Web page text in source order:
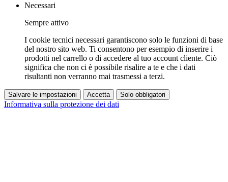
Necessari
Sempre attivo
I cookie tecnici necessari garantiscono solo le funzioni di base
del nostro sito web. Ti consentono per esempio di inserire i
prodotti nel carrello o di accedere al tuo account cliente. Ciò
significa che non ci è possibile risalire a te e che i dati
risultanti non verranno mai trasmessi a terzi.
Salvare le impostazioni Accetta Solo obbligatori
Informativa sulla protezione dei dati